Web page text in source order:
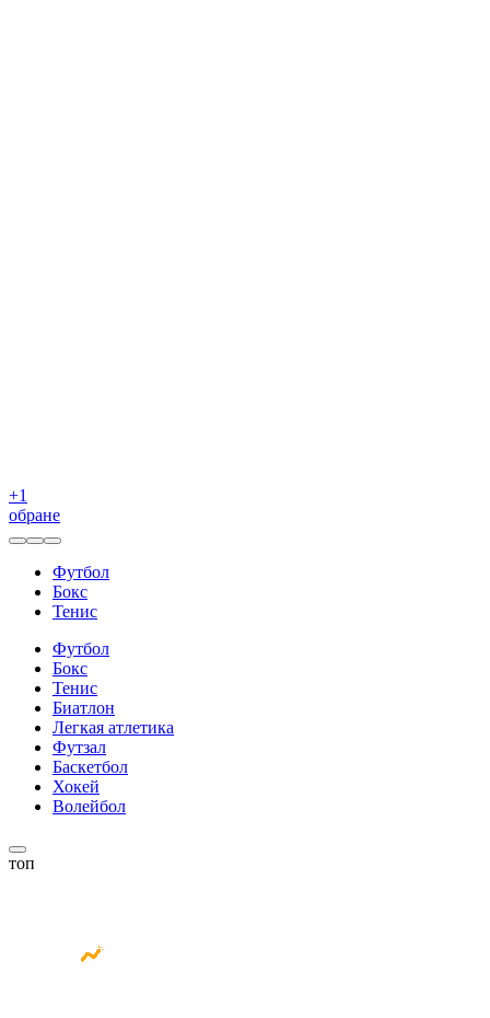
+1
обране
Футбол
Бокс
Тенис
Футбол
Бокс
Тенис
Биатлон
Легкая атлетика
Футзал
Баскетбол
Хокей
Волейбол
топ